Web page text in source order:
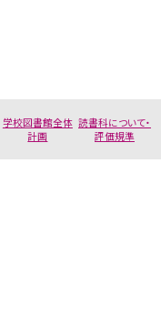
学校図書館全体
計画
読書科について・
評価規準